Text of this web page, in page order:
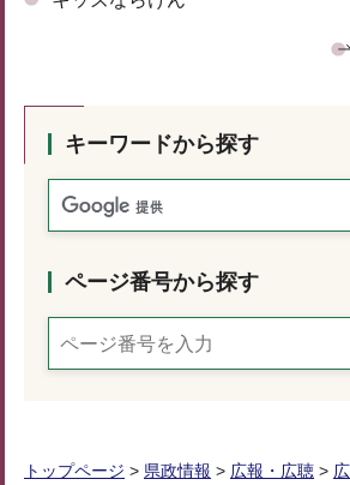
キーワードから探す
ページ番号から探す
トップページ > 県政情報 > 広報・広聴 >